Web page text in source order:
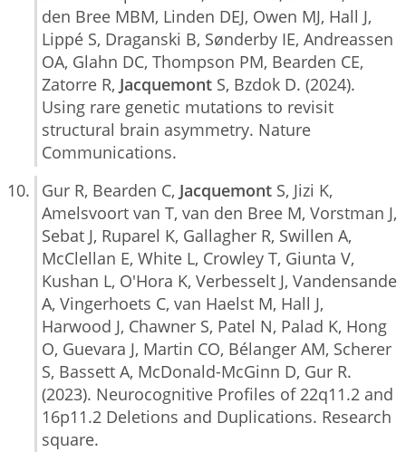
den Bree MBM, Linden DEJ, Owen MJ, Hall J,
Lippé S, Draganski B, Sønderby IE, Andreassen
OA, Glahn DC, Thompson PM, Bearden CE,
Zatorre R, Jacquemont S, Bzdok D. (2024).
Using rare genetic mutations to revisit
structural brain asymmetry. Nature
Communications.
Gur R, Bearden C, Jacquemont S, Jizi K,
Amelsvoort van T, van den Bree M, Vorstman J,
Sebat J, Ruparel K, Gallagher R, Swillen A,
McClellan E, White L, Crowley T, Giunta V,
Kushan L, O'Hora K, Verbesselt J, Vandensande
A, Vingerhoets C, van Haelst M, Hall J,
Harwood J, Chawner S, Patel N, Palad K, Hong
O, Guevara J, Martin CO, Bélanger AM, Scherer
S, Bassett A, McDonald-McGinn D, Gur R.
(2023). Neurocognitive Profiles of 22q11.2 and
16p11.2 Deletions and Duplications. Research
square.